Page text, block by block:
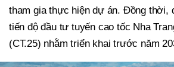
tham gia thực hiện dự án. Đồng thời,
tiến độ đầu tư tuyến cao tốc Nha
(CT.25) nhằm triển khai trước năm